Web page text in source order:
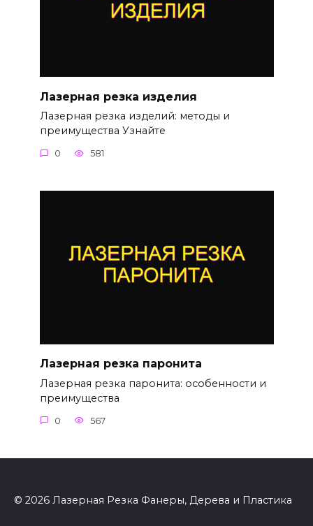
Лазерная резка изделия
Лазерная резка изделий: методы и
преимущества Узнайте
0 581
Лазерная резка паронита
Лазерная резка паронита: особенности и
преимущества
0 567
© 2026 Лазерная Резка Фанеры, Дерева и Пластика